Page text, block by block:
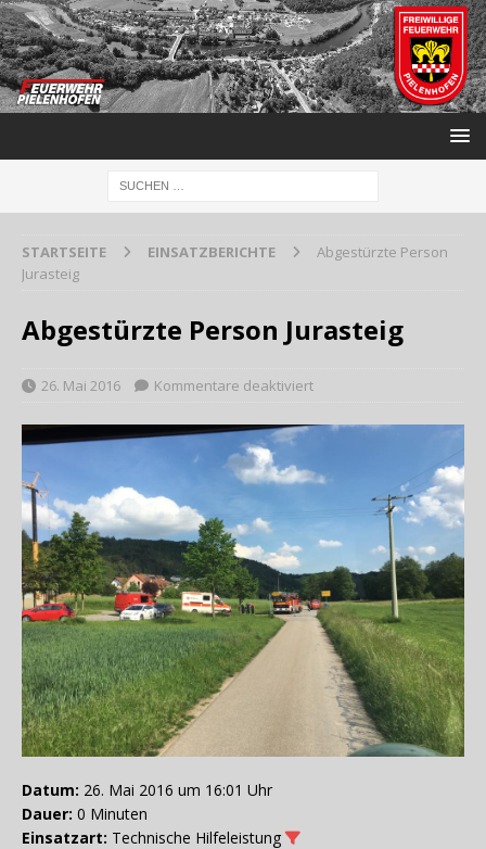
STARTSEITE EINSATZBERICHTE
Abgestürzte Person
Jurasteig
Abgestürzte Person Jurasteig
26. Mai 2016 Kommentare deaktiviert
Datum: 26. Mai 2016 um 16:01 Uhr
Dauer: 0 Minuten
Einsatzart: Technische Hilfeleistung